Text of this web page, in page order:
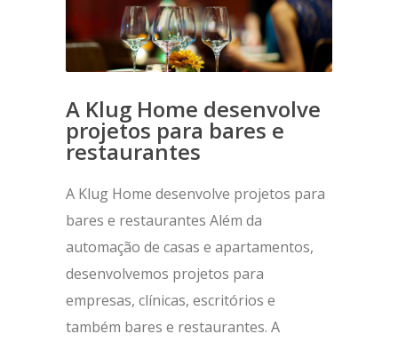
A Klug Home desenvolve
projetos para bares e
restaurantes
A Klug Home desenvolve projetos para
bares e restaurantes Além da
automação de casas e apartamentos,
desenvolvemos projetos para
empresas, clínicas, escritórios e
também bares e restaurantes. A